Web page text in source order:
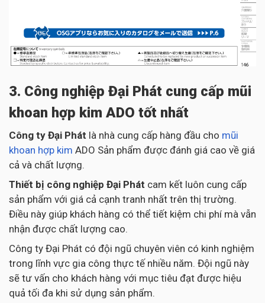
3. Công nghiệp Đại Phát cung cấp mũi
khoan hợp kim ADO tốt nhất
Công ty Đại Phát là nhà cung cấp hàng đầu cho mũi
khoan hợp kim ADO Sản phẩm được đánh giá cao về giá
cả và chất lượng.
Thiết bị công nghiệp Đại Phát cam kết luôn cung cấp
sản phẩm với giá cả cạnh tranh nhất trên thị trường.
Điều này giúp khách hàng có thể tiết kiệm chi phí mà vẫn
nhận được chất lượng cao.
Công ty Đại Phát có đội ngũ chuyên viên có kinh nghiệm
trong lĩnh vực gia công thực tế nhiều năm. Đội ngũ này
sẽ tư vấn cho khách hàng với mục tiêu đạt được hiệu
quả tối đa khi sử dụng sản phẩm.